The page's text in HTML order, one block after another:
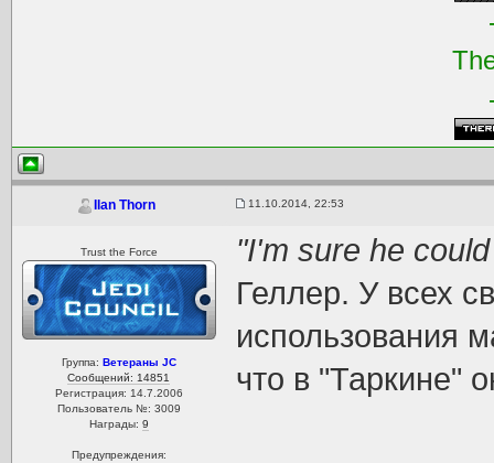
Ilan Thorn 11.10.2014, 22:53
Trust the Force
Группа: Ветераны JC
Сообщений: 14851
Регистрация: 14.7.2006
Пользователь №: 3009
Награды: 9
Предупреждения:
"I'm sure he
Геллер. У всех
использования
что в "Таркине"